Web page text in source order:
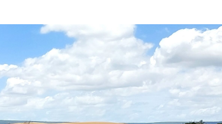
Homem é preso
América com
de crack
de Pai e Filho